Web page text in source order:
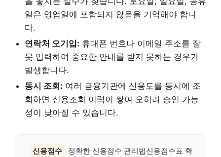
일은 영업일에 포함되지 않음을 기억해야 합니
다.
연락처 오기입: 휴대폰 번호나 이메일 주소를 잘
못 입력하여 중요한 안내를 받지 못하는 경우가
발생합니다.
동시 조회: 여러 금융기관에 신용도를 동시에 조
회하면 신용조회 이력이 쌓여 오히려 승인 가능
성이 낮아질 수 있습니다.
신용점수
정확한 신용점수 관리법신용점수표 확